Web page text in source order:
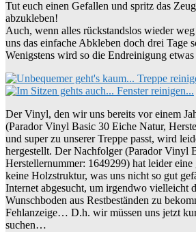
Tut euch einen Gefallen und spritz das
abzukleben!
Auch, wenn alles rückstandslos wieder
uns das einfache Abkleben doch drei Tage
Wenigstens wird so die Endreinigung
Der Vinyl, den wir uns bereits vor einem
(Parador Vinyl Basic 30 Eiche Natur,
und super zu unserer Treppe passt, wird
hergestellt. Der Nachfolger (Parador Vinyl
Herstellernummer: 1649299) hat leider eine
keine Holzstruktur, was uns nicht so gut
Internet abgesucht, um irgendwo vielleicht
Wunschboden aus Restbeständen zu
Fehlanzeige… D.h. wir müssen uns jetzt
suchen…